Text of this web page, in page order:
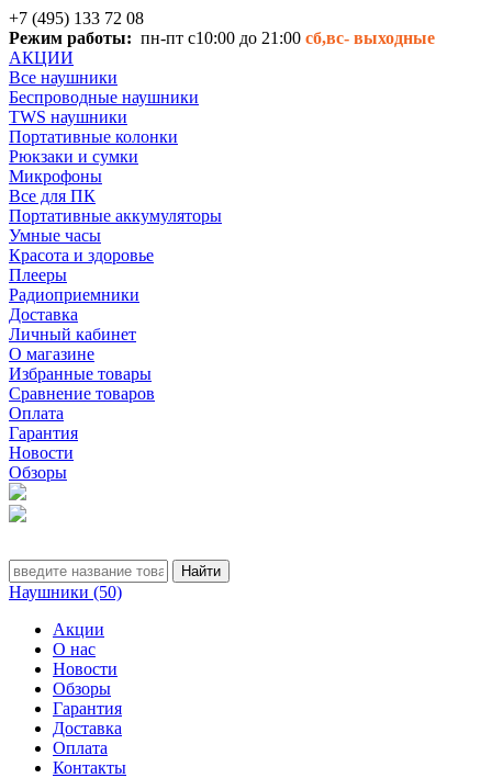
+7 (495) 133 72 08
Режим работы: пн-пт с10:00 до 21:00 сб,вс- выходные
АКЦИИ
Все наушники
Беспроводные наушники
TWS наушники
Портативные колонки
Рюкзаки и сумки
Микрофоны
Все для ПК
Портативные аккумуляторы
Умные часы
Красота и здоровье
Плееры
Радиоприемники
Доставка
Личный кабинет
О магазине
Избранные товары
Сравнение товаров
Оплата
Гарантия
Новости
Обзоры
Наушники (50)
Акции
О нас
Новости
Обзоры
Гарантия
Доставка
Оплата
Контакты